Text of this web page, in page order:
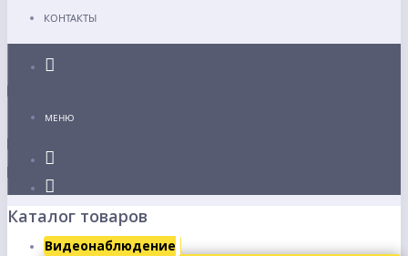
КОНТАКТЫ
МЕНЮ
Каталог товаров
Видеонаблюдение